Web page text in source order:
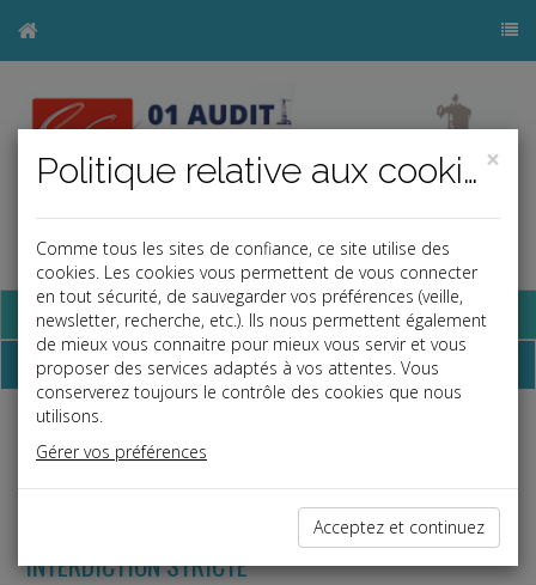
j
a
Base documentaire
Dépêches
Vie des affaires
Date: 2026-07-06
OBLIGATION DE LOYAUTÉ DU GÉRANT : UNE
INTERDICTION STRICTE
×
Politique relative aux cookies
Comme tous les sites de confiance, ce site utilise des
cookies. Les cookies vous permettent de vous connecter
en tout sécurité, de sauvegarder vos préférences (veille,
newsletter, recherche, etc.). Ils nous permettent également
de mieux vous connaitre pour mieux vous servir et vous
proposer des services adaptés à vos attentes. Vous
conserverez toujours le contrôle des cookies que nous
utilisons.
Gérer vos préférences
Acceptez et continuez